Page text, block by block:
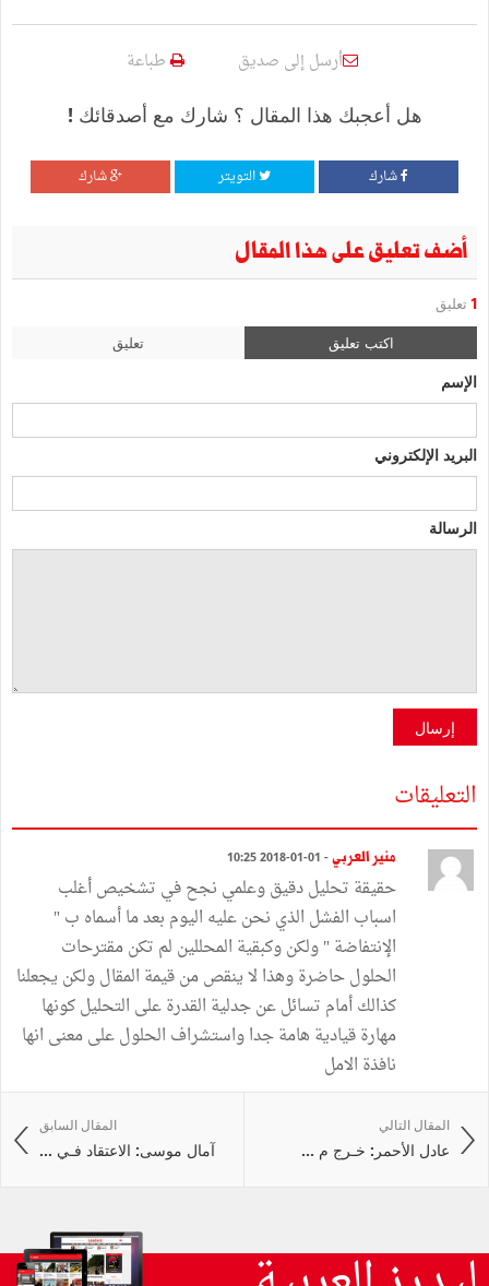
أرسل إلى صديق طباعة
هل أعجبك هذا المقال ؟ شارك مع أصدقائك !
شارك التويتر شارك
أضف تعليق على هذا المقال
1 تعليق
اكتب تعليق تعليق
الإسم
البريد الإلكتروني
الرسالة
إرسال
التعليقات
منير العربي - 01-01-2018 10:25
حقيقة تحليل دقيق وعلمي نجح في تشخيص أغلب
اسباب الفشل الذي نحن عليه اليوم بعد ما أسماه ب "
الإنتفاضة " ولكن وكبقية المحللين لم تكن مقترحات
الحلول حاضرة وهذا لا ينقص من قيمة المقال ولكن يجعلنا
كذالك أمام تسائل عن جدلية القدرة على التحليل كونها
مهارة قيادية هامة جدا واستشراف الحلول على معنى انها
نافذة الامل
المقال السابق
آمال موسى: الاعتقاد فـي ...
المقال التالي
عادل الأحمر: خـرج م ...